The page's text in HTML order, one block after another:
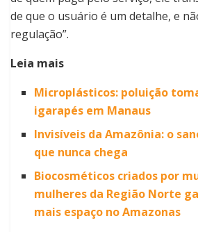
de que o usuário é um detalhe, e
regulação”.
Leia mais
Microplásticos: poluição
igarapés em Manaus
Invisíveis da Amazônia: o
que nunca chega
Biocosméticos criados por
mulheres da Região Norte
mais espaço no Amazonas